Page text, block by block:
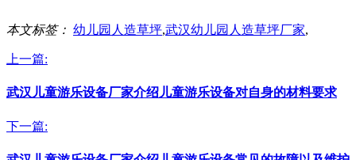
本文标签： 幼儿园人造草坪,武汉幼儿园人造草坪厂家,
上一篇:
武汉儿童游乐设备厂家介绍儿童游乐设备对自身的材料要求
下一篇: